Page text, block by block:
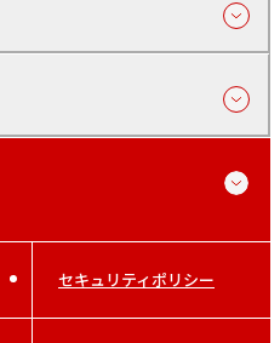
セキュリティポリシー